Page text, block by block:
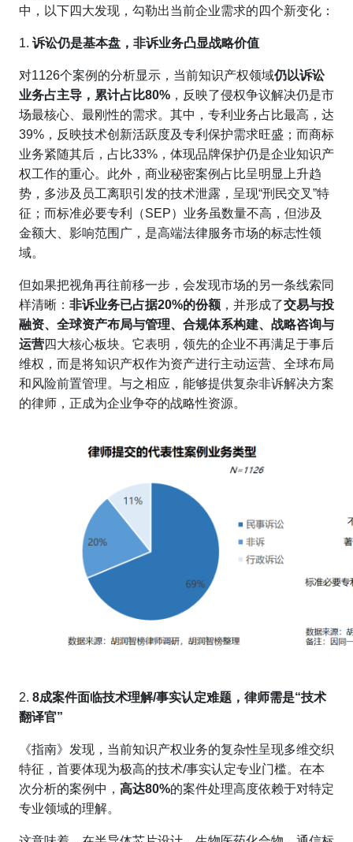
中，以下四大发现，勾勒出当前企业需求的四个新变化：
1. 诉讼仍是基本盘，非诉业务凸显战略价值
对1126个案例的分析显示，当前知识产权领域仍以诉讼
业务占主导，累计占比80% ，反映了侵权争议解决仍是市
场最核心、最刚性的需求。其中，专利业务占比最高，达
39%，反映技术创新活跃度及专利保护需求旺盛；而商标
业务紧随其后，占比33%，体现品牌保护仍是企业知识产
权工作的重心。此外，商业秘密案例占比呈明显上升趋
势，多涉及员工离职引发的技术泄露，呈现“刑民交叉”特
征；而标准必要专利（SEP）业务虽数量不高，但涉及
金额大、影响范围广，是高端法律服务市场的标志性领
域。
但如果把视角再往前移一步，会发现市场的另一条线索同
样清晰： 非诉业务已占据20%的份额 ，并形成了交易与投
融资、全球资产布局与管理、合规体系构建、战略咨询与
运营四大核心板块。它表明，领先的企业不再满足于事后
维权，而是将知识产权作为资产进行主动运营、全球布局
和风险前置管理。与之相应，能够提供复杂非诉解决方案
的律师，正成为企业争夺的战略性资源。
2. 8成案件面临技术理解/事实认定难题，律师需是“技术
翻译官”
《指南》发现，当前知识产权业务的复杂性呈现多维交织
特征，首要体现为极高的技术/事实认定专业门槛。在本
次分析的案例中， 高达80%的案件处理高度依赖于对特定
专业领域的理解。